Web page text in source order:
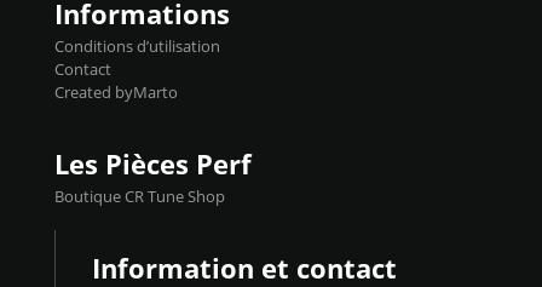
Informations
Conditions d’utilisation
Contact
Created byMarto
Les Pièces Perf
Boutique CR Tune Shop
Information et contact